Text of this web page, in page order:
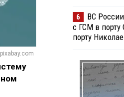
6
ВС
с ГСМ в
порту